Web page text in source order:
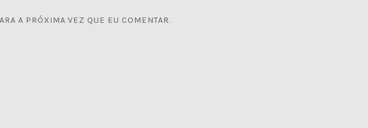
A PRÓXIMA VEZ QUE EU COMENTAR.